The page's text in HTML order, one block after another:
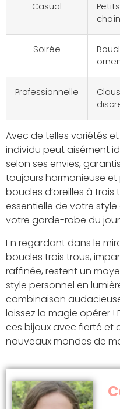
Casual
Soirée
Professionnelle
Avec de telles variétés
individu peut aisément
selon ses envies,
toujours harmonieuse et
boucles d’oreilles à trois
essentielle de votre
votre garde-robe du
En regardant dans le
boucles trois trous,
raffinée, restent un
style personnel en
combinaison
laissez la magie opérer
ces bijoux avec fierté et
nouveaux mondes de